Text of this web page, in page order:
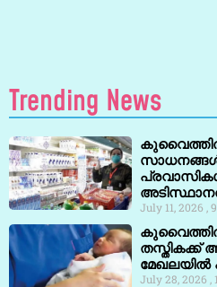
Trending News
July 11, 2026
തസ്തികക്ക്
മേഖലയിൽ
July 28, 2026